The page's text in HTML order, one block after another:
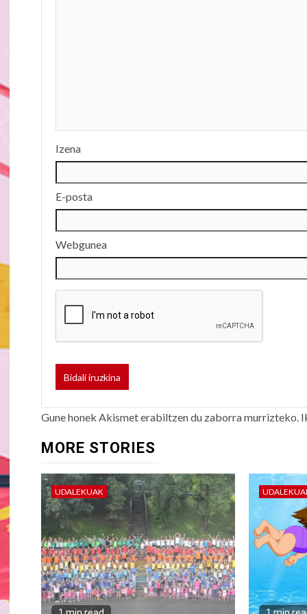
Izena
E-posta
Webgunea
Gune honek Akismet erabiltzen du zaborra murrizteko.
MORE STORIES
UDALEKUAK